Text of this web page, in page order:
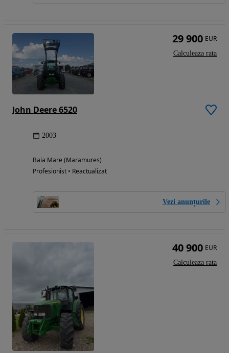
John Deere 6520
2003
Baia Mare (Maramures)
Profesionist • Reactualizat
Vezi anunțurile
29 900 EUR
Calculeaza rata
40 900 EUR
Calculeaza rata